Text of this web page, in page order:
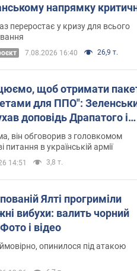
напрямку
як це вдалося
переростає у кризу для всього
7.08.2026 16:40 26,9 т.
щоб отримати
для ППО":
доповідь Драпатого і
нові кроки
він обговорив з головкомом
питання в українській армії
14:51 3,8 т.
Ялті прогриміли
вибухи: валить чорний
і відео
опинилося під атакою